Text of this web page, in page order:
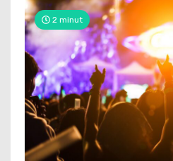
2 minut